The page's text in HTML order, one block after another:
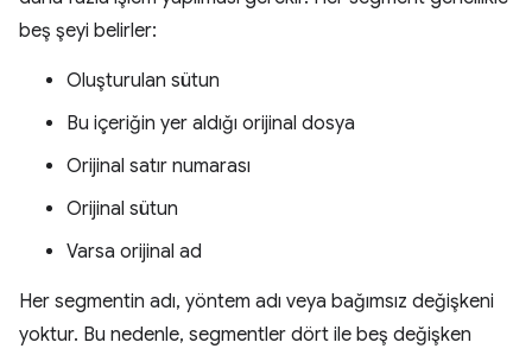
beş şeyi belirler:
Oluşturulan sütun
Bu içeriğin yer aldığı orijinal dosya
Orijinal satır numarası
Orijinal sütun
Varsa orijinal ad
Her segmentin adı, yöntem adı veya bağımsız değişkeni
yoktur. Bu nedenle, segmentler dört ile beş değişken